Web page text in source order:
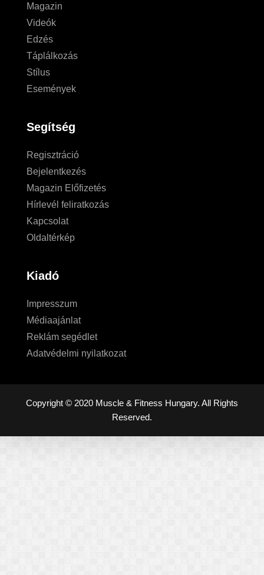
Magazin
Videók
Edzés
Táplálkozás
Stílus
Események
Segítség
Regisztráció
Bejelentkezés
Magazin Előfizetés
Hírlevél feliratkozás
Kapcsolat
Oldaltérkép
Kiadó
Impresszum
Médiaajánlat
Reklám segédlet
Adatvédelmi nyilatkozat
Copyright © 2020 Muscle & Fitness Hungary. All Rights
Reserved.